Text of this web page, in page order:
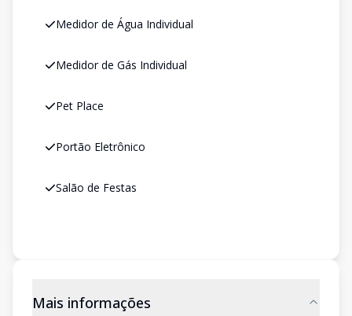
Medidor de Água Individual
Medidor de Gás Individual
Pet Place
Portão Eletrônico
Salão de Festas
Mais informações